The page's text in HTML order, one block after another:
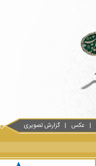
عکس گزارش تصویری